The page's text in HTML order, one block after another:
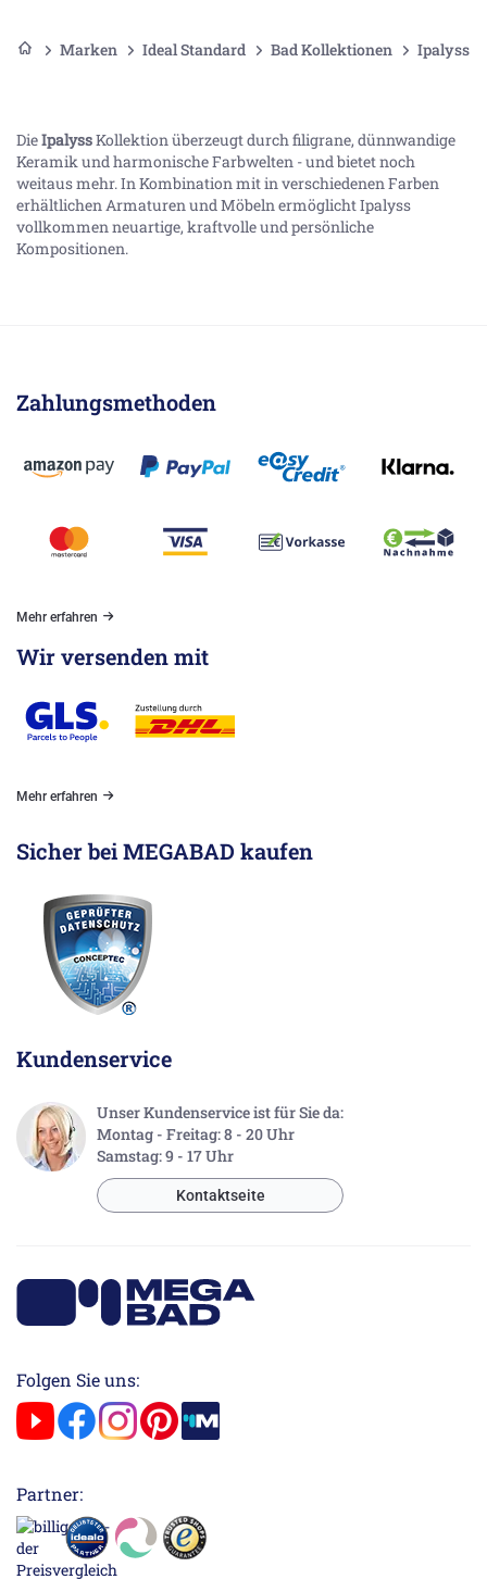
Marken Ideal Standard Bad Kollektionen Ipalyss
DieIpalyssKollektion überzeugt durch filigrane, dünnwandige
Keramik und harmonische Farbwelten - und bietet noch
weitaus mehr. In Kombination mit in verschiedenen Farben
erhältlichen Armaturen und Möbeln ermöglicht Ipalyss
vollkommen neuartige, kraftvolle und persönliche
Kompositionen.
Zahlungsmethoden
Mehr erfahren
Wir versenden mit
Mehr erfahren
Sicher bei MEGABAD kaufen
Kundenservice
Unser Kundenservice ist für Sie da:
Montag - Freitag: 8 - 20 Uhr
Samstag: 9 - 17 Uhr
Kontaktseite
Folgen Sie uns:
Partner: